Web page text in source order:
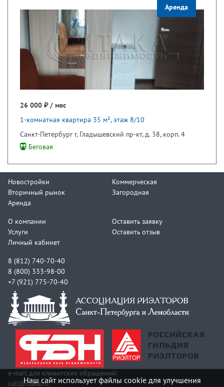
Аренда
26 000 ₽ / мес
1-комнатная квартира 35 м², этаж 8/10
Санкт-Петербург г, Гладышевский пр-кт, д. 38, корп. 4
Беговая
Новостройки
Вторичный рынок
Аренда
Коммерческая
Загородная
О компании
Услуги
Личный кабинет
Оставить заявку
Оставить отзыв
8 (812) 740-70-40
8 (800) 333-98-00
+7 (921) 775-70-40
e-mail для клиентских обращений:
call@itaka.ru
Наш сайт использует файлы cookie для улучшения